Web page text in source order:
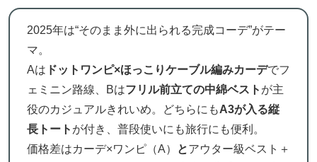
2025年は“そのまま外に出られる完成コーデ”がテー
マ。
Aは ドットワンピ×ほっこりケーブル編みカーデでフ
ェミニン路線、Bはフリル前立ての中綿ベスト が主
役のカジュアルきれいめ。どちらにもA3が入る縦
長トート が付き、普段使いにも旅行にも便利。
価格差はカーデ×ワンピ（A）
とアウター級ベスト＋